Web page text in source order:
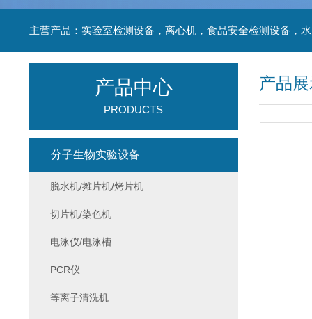
产品
产品中心
PRODUCTS
分子生物实验设备
脱水机/摊片机/烤片机
切片机/染色机
电泳仪/电泳槽
PCR仪
等离子清洗机